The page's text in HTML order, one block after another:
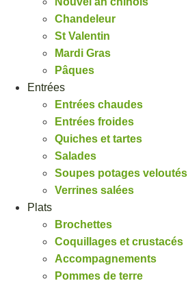
Chandeleur
St Valentin
Mardi Gras
Pâques
Entrées
Entrées chaudes
Entrées froides
Quiches et tartes
Salades
Soupes potages veloutés
Verrines salées
Plats
Brochettes
Coquillages et crustacés
Accompagnements
Pommes de terre